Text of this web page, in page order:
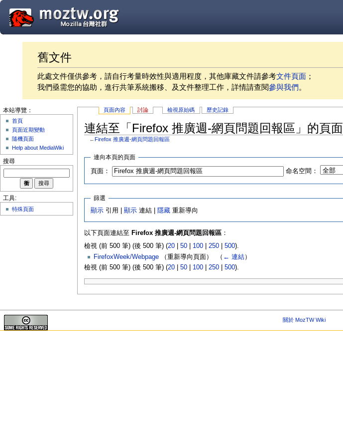
舊文件
此處文件僅供參考，請自行考量時效性與適用程度，其他庫藏文件請參考文件頁面 ；
我們亟需您的協助，進行共筆系統搬移、及文件整理工作，詳情請查閱參與我們。
頁面內容 討論 檢視原始碼 歷史記錄
連結至「Firefox 推廣週-網頁問題回報區」的頁面
← Firefox 推廣週-網頁問題回報區
連向本頁的頁面
頁面： 命名空間：
篩選
顯示 引用 |顯示 連結 | 隱藏 重新導向
以下頁面連結至 Firefox 推廣週-網頁問題回報區：
檢視 (前 500 筆) (後 500 筆) (20| 50| 100| 250| 500).
FirefoxWeek/Webpage（重新導向頁面） ‎ （ ← 連結）
檢視 (前 500 筆) (後 500 筆) (20| 50| 100| 250| 500).
本站導覽：
首頁
頁面近期變動
隨機頁面
Help about MediaWiki
搜尋
工具:
特殊頁面
關於 MozTW Wiki